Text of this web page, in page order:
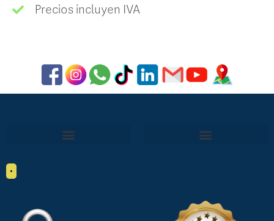
Precios incluyen IVA
•